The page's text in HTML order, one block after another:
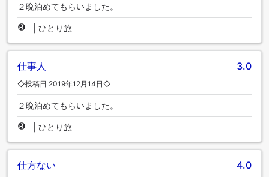
２晩泊めてもらいました。
ひとり旅
仕事人 3.0
◇投稿日 2019年12月14日◇
２晩泊めてもらいました。
ひとり旅
仕方ない 4.0